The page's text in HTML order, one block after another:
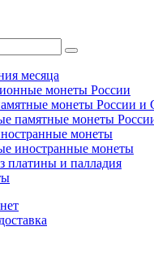
месяца
монеты России
монеты России
памятные монеты
монеты
иностранные монеты
платины и палладия